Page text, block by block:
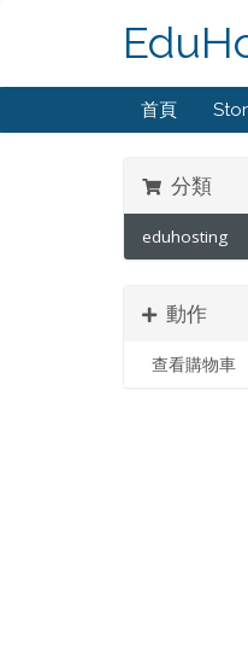
首頁
分類
eduhosting
動作
查看購物車